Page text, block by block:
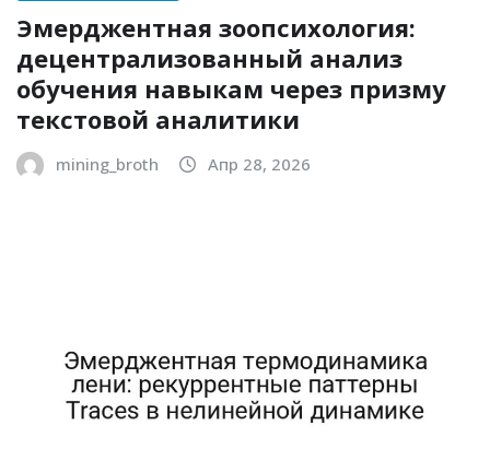
Эмерджентная зоопсихология:
децентрализованный анализ
обучения навыкам через призму
текстовой аналитики
mining_broth Апр 28, 2026